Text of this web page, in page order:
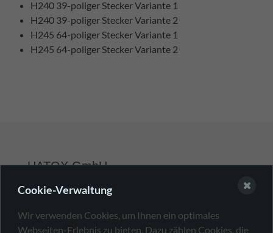
H240 39-poliger Stecker Variante 1
H240 39-poliger Stecker Variante 2
H245 64-poliger Stecker Variante 1
H245 64-poliger Stecker Variante 2
HATOX GmbH
sales@hatox.com
Cookie-Verwaltung
Wir verwenden Cookies, um Ihnen ein optimales
Webseiten-Erlebnis zu bieten. Dazu zählen Cookies, die
✖